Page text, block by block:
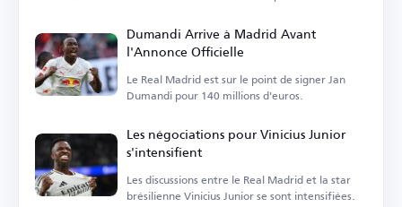
Dumandi Arrive à Madrid Avant
l'Annonce Officielle
Le Real Madrid est sur le point de signer Jan
Dumandi pour 140 millions d'euros.
Les négociations pour Vinicius Junior
s'intensifient
Les discussions entre le Real Madrid et la star
brésilienne Vinicius Junior se sont intensifiées.